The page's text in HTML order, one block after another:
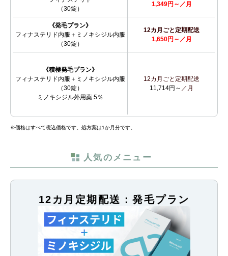
（30錠）
1,349円～／月
《発毛プラン》
フィナステリド内服＋ミノキシジル内服
（30錠）
12カ月ごと定期配送
1,650円～／月
《積極発毛プラン》
フィナステリド内服＋ミノキシジル内服
（30錠）
ミノキシジル外用薬 5％
12カ月ごと定期配送
11,714円～ ／月
※価格はすべて税込価格です。処方薬は1か月分です。
人気のメニュー
12カ月定期配送：発毛プラン